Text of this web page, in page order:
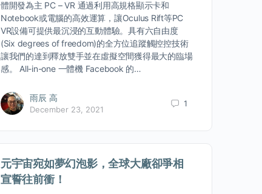
體開發為主 PC – VR 通過利用高規格顯示卡和
Notebook或電腦的高效運算，讓Oculus Rift等PC
VR設備可提供最沉浸的互動體驗。具有六自由度
(Six degrees of freedom)的全方位追蹤觸控控技術
讓我們的達到釋放雙手並在虛擬空間獲得最大的臨場
感。 All-in-one 一體機 Facebook 的…
雨辰 高
December 23, 2021
1
元宇宙宛如夢幻泡影，全球大廠卻爭相
宣誓往前衝！